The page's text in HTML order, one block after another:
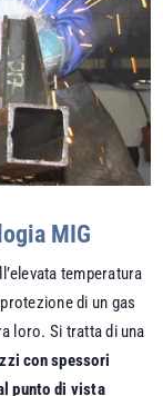
MIG
temperatura
di un gas
loro. Si tratta di una
con spessori
punto di vista